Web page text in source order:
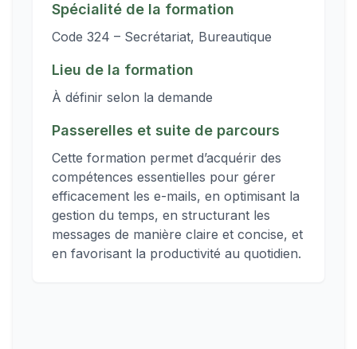
Spécialité de la formation
Code 324 – Secrétariat, Bureautique
Lieu de la formation
À définir selon la demande
Passerelles et suite de parcours
Cette formation permet d’acquérir des
compétences essentielles pour gérer
efficacement les e-mails, en optimisant la
gestion du temps, en structurant les
messages de manière claire et concise, et
en favorisant la productivité au quotidien.